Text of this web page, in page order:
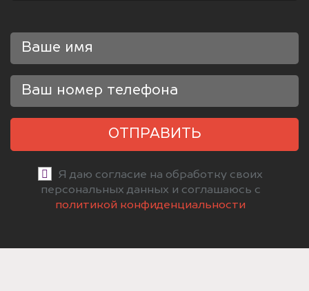
ОТПРАВИТЬ
Я даю согласие на обработку своих
персональных данных и соглашаюсь с
политикой конфиденциальности